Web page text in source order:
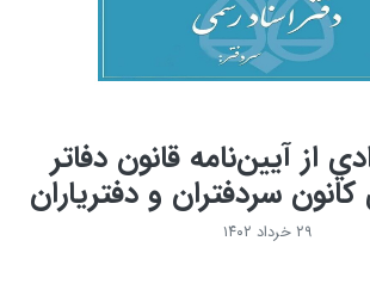
از آيين‌نامه قانون دفاتر
سردفتران و دفترياران
۲۹ خرداد ۱۴۰۲